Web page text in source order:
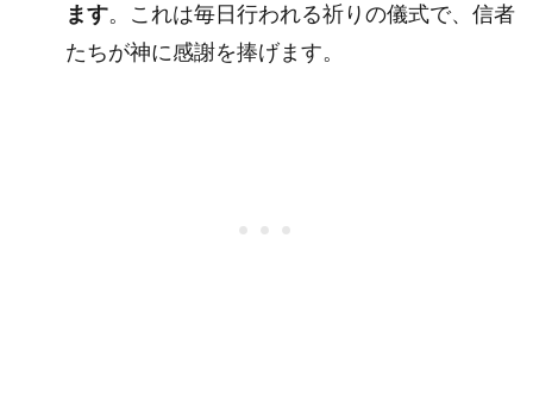
ます。これは毎日行われる祈りの儀式で、信者
たちが神に感謝を捧げます。